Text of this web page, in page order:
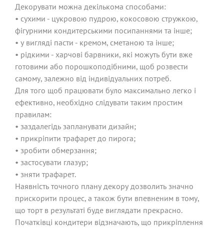
Декорувати можна декількома способами:
• сухими - цукровою пудрою, кокосовою стружкою,
фігурними кондитерськими посипаннями та інше;
• у вигляді пасти - кремом, сметаною та інше;
• рідкими - харчові барвники, які можуть бути вже
готовими або порошкоподібними, щоб розвести
самому, залежно від індивідуальних потреб.
Для того щоб працювати було максимально легко і
ефективно, необхідно слідувати таким простим
правилам:
• заздалегідь запланувати дизайн;
• прикріпити трафарет до пирога;
• зробити обмерзання;
• застосувати глазур;
• зняти трафарет.
Наявність точного плану декору дозволить значно
прискорити процес, а також бути впевненим в тому,
що торт в результаті буде виглядати прекрасно.
Початківці кондитери відзначають, що прикріплення